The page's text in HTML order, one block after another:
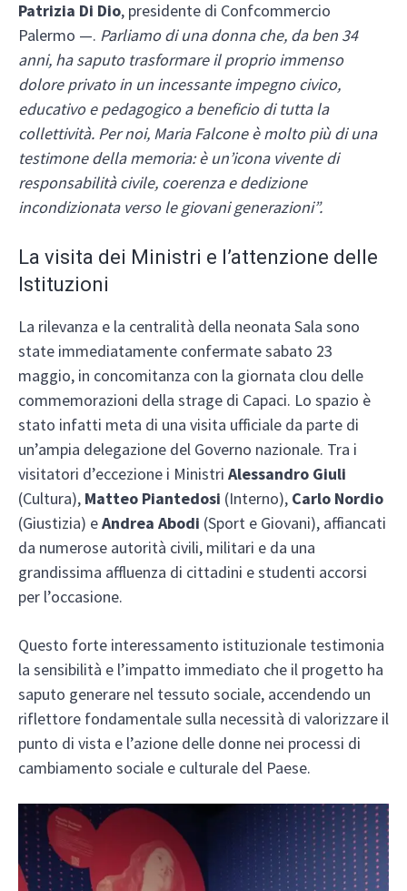
Patrizia Di Dio, presidente di Confcommercio
Palermo —. Parliamo di una donna che, da ben 34
anni, ha saputo trasformare il proprio immenso
dolore privato in un incessante impegno civico,
educativo e pedagogico a beneficio di tutta la
collettività. Per noi, Maria Falcone è molto più di una
testimone della memoria: è un’icona vivente di
responsabilità civile, coerenza e dedizione
incondizionata verso le giovani generazioni”.
La visita dei Ministri e l’attenzione delle
Istituzioni
La rilevanza e la centralità della neonata Sala sono
state immediatamente confermate sabato 23
maggio, in concomitanza con la giornata clou delle
commemorazioni della strage di Capaci. Lo spazio è
stato infatti meta di una visita ufficiale da parte di
un’ampia delegazione del Governo nazionale. Tra i
visitatori d’eccezione i Ministri Alessandro Giuli
(Cultura), Matteo Piantedosi (Interno), Carlo Nordio
(Giustizia) eAndrea Abodi (Sport e Giovani), affiancati
da numerose autorità civili, militari e da una
grandissima affluenza di cittadini e studenti accorsi
per l’occasione.
Questo forte interessamento istituzionale testimonia
la sensibilità e l’impatto immediato che il progetto ha
saputo generare nel tessuto sociale, accendendo un
riflettore fondamentale sulla necessità di valorizzare il
punto di vista e l’azione delle donne nei processi di
cambiamento sociale e culturale del Paese.